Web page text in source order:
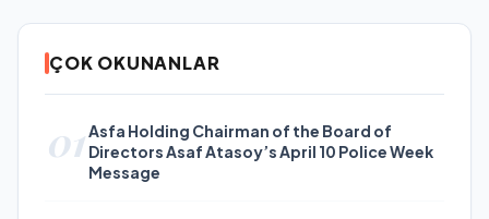
ÇOK OKUNANLAR
01Asfa Holding Chairman of the Board of
Directors Asaf Atasoy’s April 10 Police Week
Message